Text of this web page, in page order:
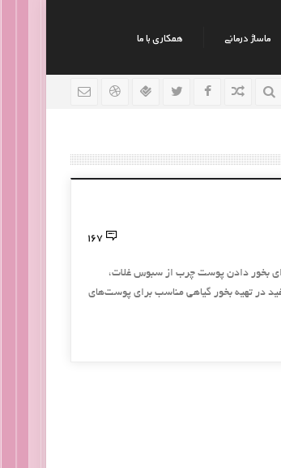
ماساژ درمانی همکاری با ما
نکات جالب روانشناسی 9 سال قبل
167
بخور دادن پوست چرب از سبوس غلات،
در تهیه بخور گیاهی مناسب برای پوست‌های